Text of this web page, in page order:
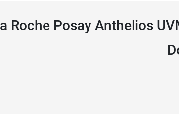
Roche Posay Anthelios